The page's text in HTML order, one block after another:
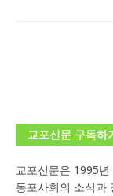
교포신문 구독하기
교포신문은 1995
동포사회의 소식과